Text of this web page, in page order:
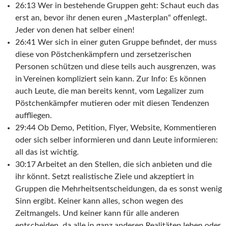
26:13 Wer in bestehende Gruppen geht: Schaut euch das
erst an, bevor ihr denen euren „Masterplan“ offenlegt.
Jeder von denen hat selber einen!
26:41 Wer sich in einer guten Gruppe befindet, der muss
diese von Pöstchenkämpfern und zersetzerischen
Personen schützen und diese teils auch ausgrenzen, was
in Vereinen kompliziert sein kann. Zur Info: Es können
auch Leute, die man bereits kennt, vom Legalizer zum
Pöstchenkämpfer mutieren oder mit diesen Tendenzen
auffliegen.
29:44 Ob Demo, Petition, Flyer, Website, Kommentieren
oder sich selber informieren und dann Leute informieren:
all das ist wichtig.
30:17 Arbeitet an den Stellen, die sich anbieten und die
ihr könnt. Setzt realistische Ziele und akzeptiert in
Gruppen die Mehrheitsentscheidungen, da es sonst wenig
Sinn ergibt. Keiner kann alles, schon wegen des
Zeitmangels. Und keiner kann für alle anderen